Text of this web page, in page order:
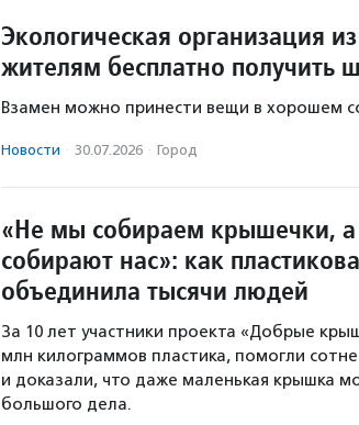
Экологическая организация
жителям бесплатно
Взамен можно принести вещи в хорошем
Новости · 30.07.2026 · Город
«Не мы собираем крышечки,
собирают нас»: как
объединила тысячи людей
За 10 лет участники проекта «Добрые
млн килограммов пластика, помогли
и доказали, что даже маленькая крышка
большого дела.